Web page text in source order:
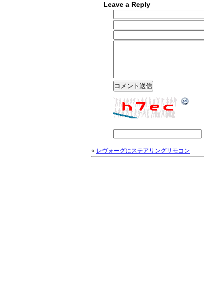
Leave a Reply
« レヴォーグにステアリングリモコン